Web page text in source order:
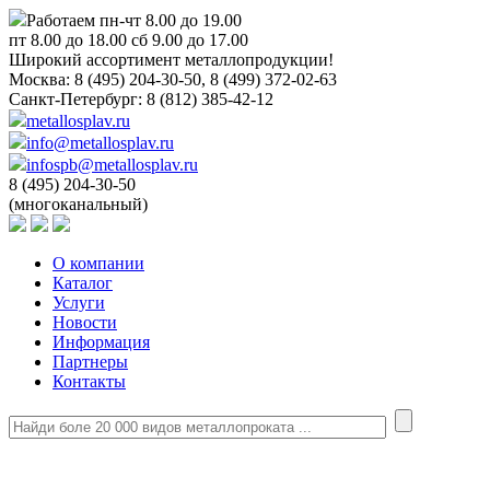
Работаем пн-чт 8.00 до 19.00
пт 8.00 до 18.00 сб 9.00 до 17.00
Широкий ассортимент металлопродукции!
Москва: 8 (495) 204-30-50, 8 (499) 372-02-63
Санкт-Петербург: 8 (812) 385-42-12
metallosplav.ru
info@metallosplav.ru
infospb@metallosplav.ru
8 (495) 204-30-50
(многоканальный)
О компании
Каталог
Услуги
Новости
Информация
Партнеры
Контакты